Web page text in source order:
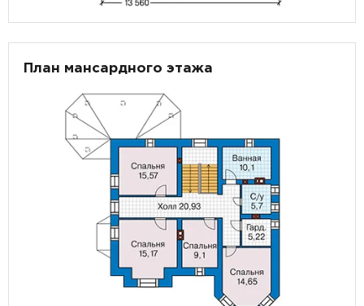
План мансардного этажа